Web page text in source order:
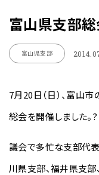
富山県支部
富山県支部
7月20日（日）、富山
総会を開催しました。?
議会で多忙な支部代
川県支部、福井県支部